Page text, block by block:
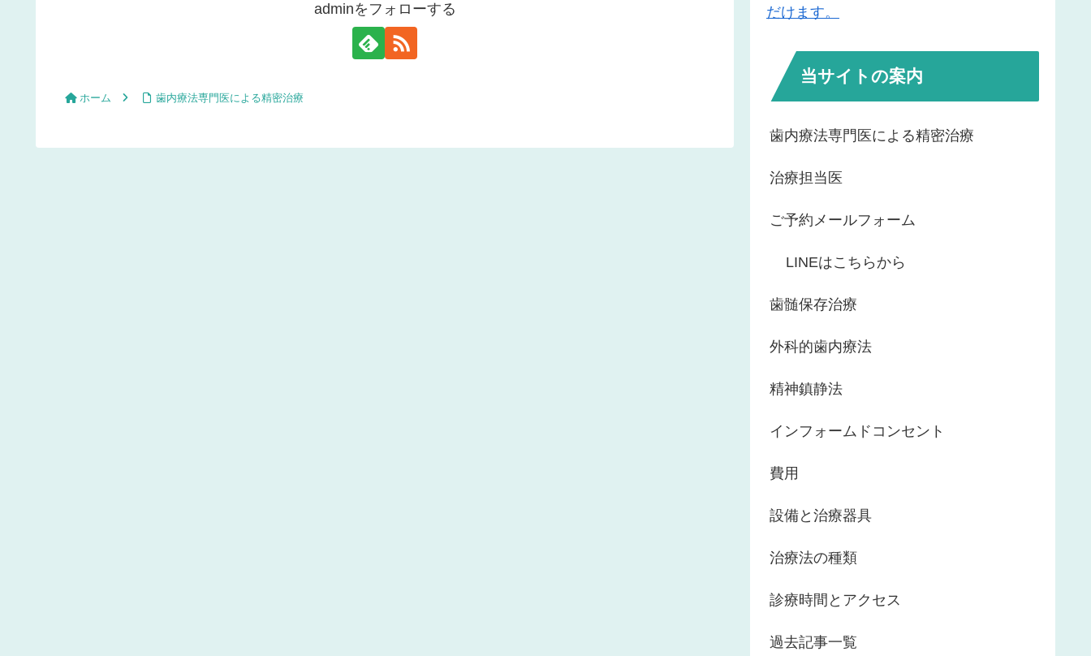
adminをフォローする
ホーム 歯内療法専門医による精密治療
だけます。
当サイトの案内
歯内療法専門医による精密治療
治療担当医
ご予約メールフォーム
LINEはこちらから
歯髄保存治療
外科的歯内療法
精神鎮静法
インフォームドコンセント
費用
設備と治療器具
治療法の種類
診療時間とアクセス
過去記事一覧